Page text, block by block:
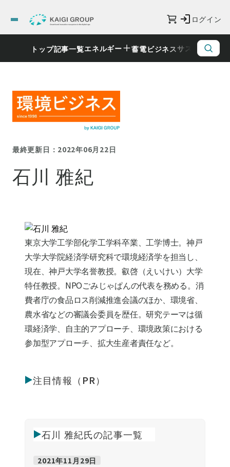
ログイン
トップ記事一覧エネルギー 蓄電ビジネスサステナビリ
最終更新日：2022年06月22日
石川 雅紀
東京大学工学部化学工学科卒業、工学博士。神戸
大学大学院経済学研究科で環境経済学を担当し、
現在、神戸大学名誉教授。叡啓（えいけい）大学
特任教授。NPOごみじゃぱんの代表を務める。消
費者庁の食品ロス削減推進会議のほか、環境省、
農水省などの審議会委員を歴任。研究テーマは循
環経済学、自主的アプローチ、環境政策における
参加型アプローチ、拡大生産者責任など。
注目情報（PR）
石川 雅紀氏の記事一覧
2021年11月29日